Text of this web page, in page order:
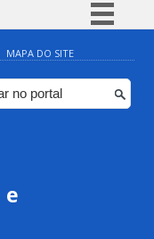
Simplifique!
Comunica BR
Participe
MAPA DO SITE